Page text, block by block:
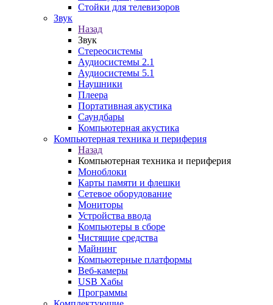
Стойки для телевизоров
Звук
Назад
Звук
Стереосистемы
Аудиосистемы 2.1
Аудиосистемы 5.1
Наушники
Плеера
Портативная акустика
Саундбары
Компьютерная акустика
Компьютерная техника и периферия
Назад
Компьютерная техника и периферия
Моноблоки
Карты памяти и флешки
Сетевое оборудование
Мониторы
Устройства ввода
Компьютеры в сборе
Чистящие средства
Майнинг
Компьютерные платформы
Веб-камеры
USB Хабы
Программы